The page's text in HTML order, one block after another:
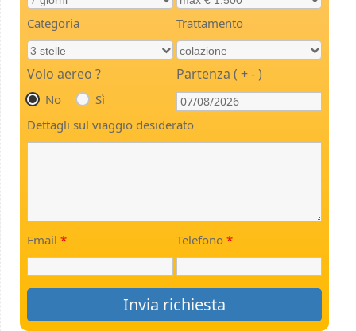
Categoria Trattamento
Volo aereo ?
No Sì
Partenza ( + - )
Dettagli sul viaggio desiderato
Email * Telefono *